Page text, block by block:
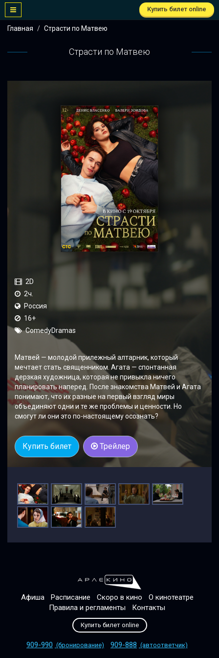
Купить билет online
Главная Страсти по Матвею
Страсти по Матвею
2D
2ч.
Россия
16+
ComedyDramas
Матвей — молодой прилежный алтарник, который
мечтает стать священником. Агата — спонтанная
дерзкая художница, которая не привыкла ничего
планировать наперед. После знакомства Матвей и Агата
понимают, что их разные на первый взгляд миры
объединяют одни и те же проблемы и ценности. Но
смогут ли они это по-настоящему осознать?
Купить билет Трейлер
Афиша Расписание Скоро в кино
О кинотеатре
Правила и регламенты
Контакты
Купить билет online
909-990 (бронирование) 909-888 (автоответчик)